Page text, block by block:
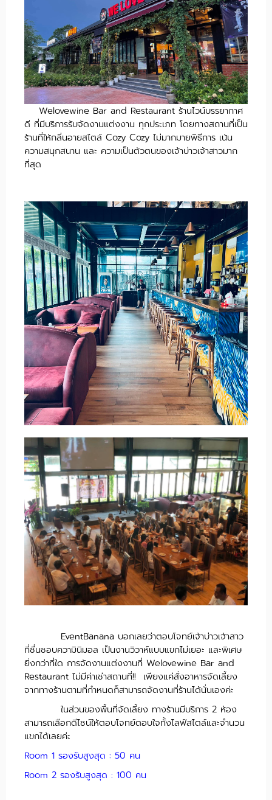
Welovewine​ Bar​ and Restaurant ร้านไวน์บรรยากาศ
ดี ที่มีบริการรับจัดงานแต่งงาน ทุกประเภท โดยทางสถานที่เป็น
ร้านที่ให้กลิ่นอายสไตล์ Cozy Cozy ไม่มากมายพิธีการ เน้น
ความสนุกสนาน และ ความเป็นตัวตนของเจ้าบ่าวเจ้าสาวมาก
ที่สุด
EventBanana บอกเลยว่าตอบโจทย์เจ้าบ่าวเจ้าสาว
ที่ชื่นชอบความินิมอล เป็นงานวิวาห์แบบแขกไม่เยอะ และพิเศษ
ยิ่งกว่าที่ใด การจัดงานแต่งงานที่ Welovewine​ Bar​ and
Restaurant ไม่มีค่าเช่าสถานที่!! เพียงแค่สั่งอาหารจัดเลี้ยง
จากทางร้านตามที่กำหนดก็สามารถจัดงานที่ร้านได้นั่นเองค่ะ
ในส่วนของพื้นที่จัดเลี้ยง ทางร้านมีบริการ 2 ห้อง
สามารถเลือกดีไซน์ให้ตอบโจทย์ตอบใจทั้งไลฟ์สไตล์และจำนวน
แขกได้เลยค่ะ
Room 1 รองรับสูงสุด : 50 คน
Room 2 รองรับสูงสุด : 100 คน